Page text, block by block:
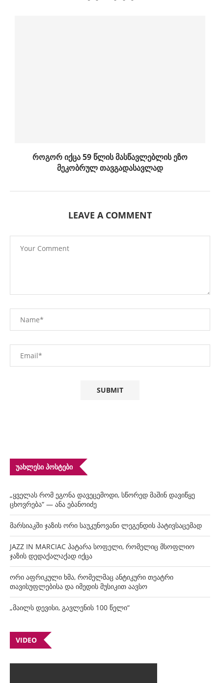
როგორ იქცა 59 წლის მასწავლებლის ეზო
მეკობრულ თავგადასავლად
LEAVE A COMMENT
ᲣᲐᲮᲚᲔᲡᲘ ᲞᲝᲡᲢᲔᲑᲘ
„ყველას რომ ეგონა დავეცემოდი, სწორედ მაშინ დავიწყე
ცხოვრება“ — ანა ებანოიძე
მარსიაკში ჯაზის ორი საუკუნოვანი ლეგენდის პატივსაცემად
JAZZ IN MARCIAC პატარა სოფელი, რომელიც მსოფლიო
ჯაზის დედაქალაქად იქცა
ორი აფრიკული ხმა, რომელმაც ანტიკური თეატრი
თავისუფლებისა და იმედის მუსიკით აავსო
„მაილს დევისი, გავლენის 100 წელი“
VIDEO